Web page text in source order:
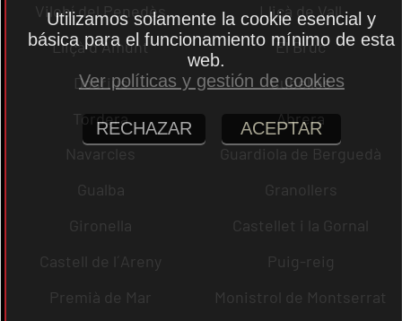
Vilobí del Penedès
Lliçà de Vall
Lliçà d´Amunt
El Bruc
Dosrius
Cubelles
Tordera
Abrera
Navarcles
Guardiola de Berguedà
Gualba
Granollers
Gironella
Castellet i la Gornal
Castell de l´Areny
Puig-reig
Premià de Mar
Monistrol de Montserrat
Utilizamos solamente la cookie esencial y
básica para el funcionamiento mínimo de esta
web.
Ver políticas y gestión de cookies
RECHAZAR ACEPTAR